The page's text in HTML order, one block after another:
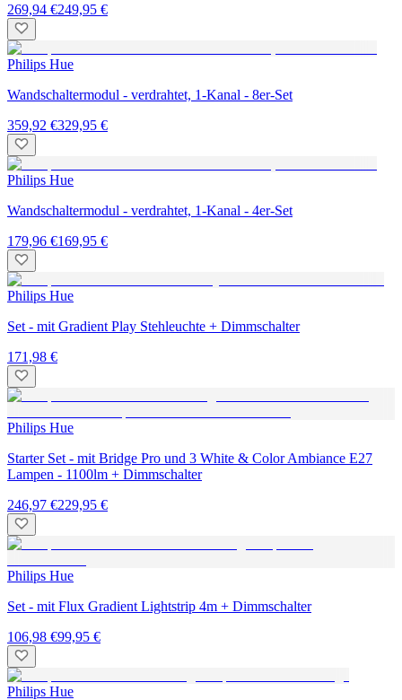
269,94 €249,95 €
Philips Hue
Wandschaltermodul - verdrahtet, 1-Kanal - 8er-Set
359,92 €329,95 €
Philips Hue
Wandschaltermodul - verdrahtet, 1-Kanal - 4er-Set
179,96 €169,95 €
Philips Hue
Set - mit Gradient Play Stehleuchte + Dimmschalter
171,98 €
Philips Hue
Starter Set - mit Bridge Pro und 3 White & Color Ambiance E27
Lampen - 1100lm + Dimmschalter
246,97 €229,95 €
Philips Hue
Set - mit Flux Gradient Lightstrip 4m + Dimmschalter
106,98 €99,95 €
Philips Hue